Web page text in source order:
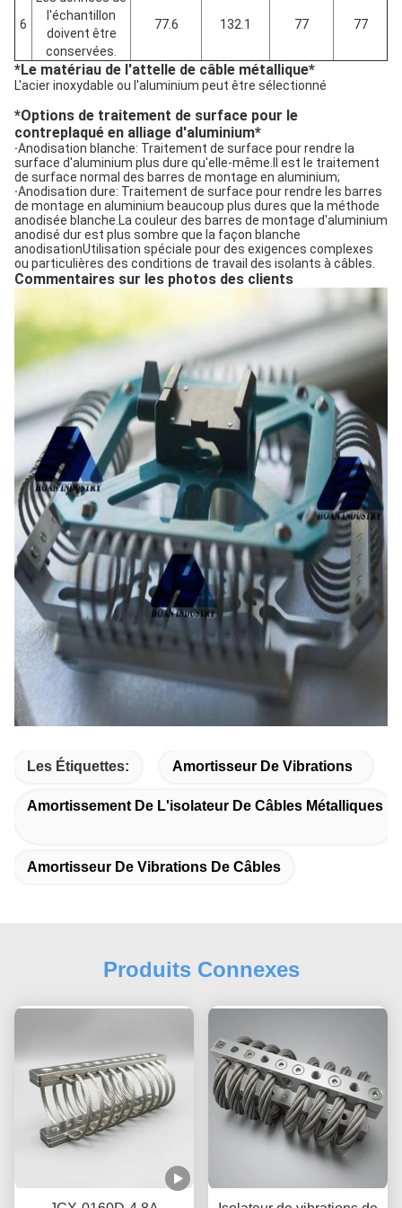
6
l'échantillon
doivent être
conservées.
77.6 132.1 77 77
*Le matériau de l'attelle de câble métallique*
L'acier inoxydable ou l'aluminium peut être sélectionné
*Options de traitement de surface pour le
contreplaqué en alliage d'aluminium*
·Anodisation blanche: Traitement de surface pour rendre la
surface d'aluminium plus dure qu'elle-même.Il est le traitement
de surface normal des barres de montage en aluminium;
·Anodisation dure: Traitement de surface pour rendre les barres
de montage en aluminium beaucoup plus dures que la méthode
anodisée blanche.La couleur des barres de montage d'aluminium
anodisé dur est plus sombre que la façon blanche
anodisationUtilisation spéciale pour des exigences complexes
ou particulières des conditions de travail des isolants à câbles.
Commentaires sur les photos des clients
Les Étiquettes: Amortisseur De Vibrations
Amortissement De L'isolateur De Câbles Métalliques
Amortisseur De Vibrations De Câbles
Produits Connexes